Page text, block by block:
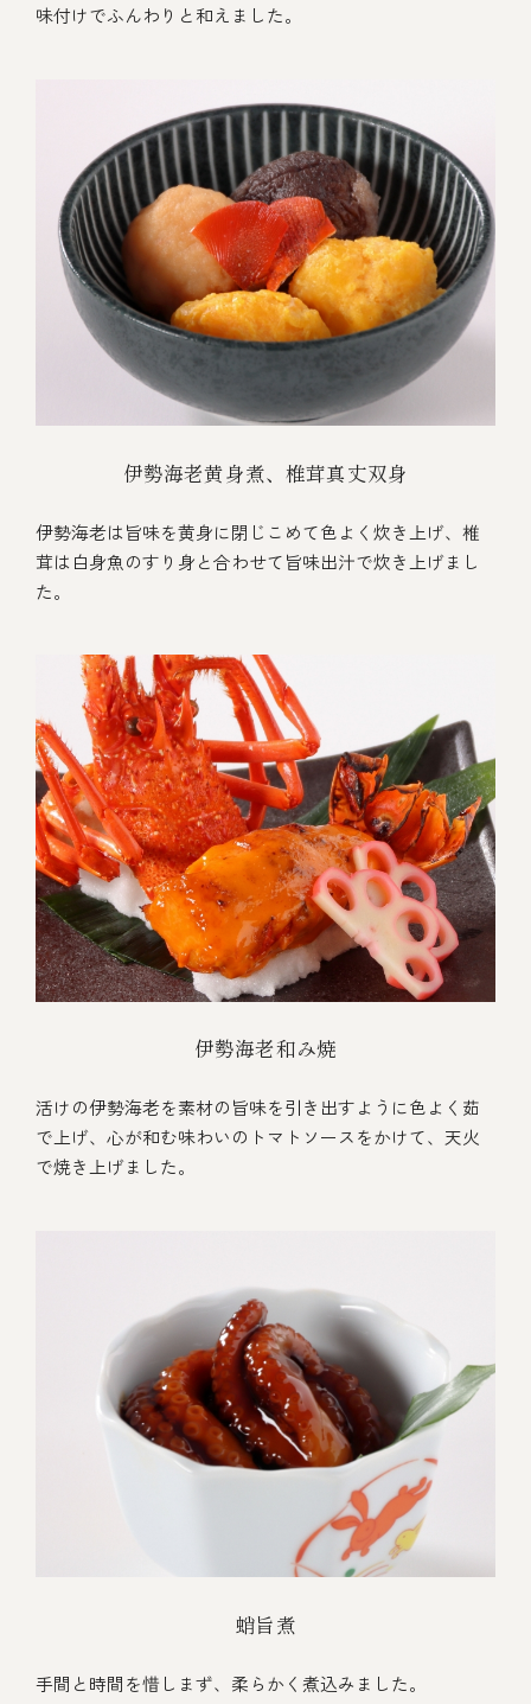
味付けでふんわりと和えました。
伊勢海老黄身煮、椎茸真丈双身
伊勢海老は旨味を黄身に閉じこめて色よく炊き上げ、椎
茸は白身魚のすり身と合わせて旨味出汁で炊き上げまし
た。
伊勢海老和み焼
活けの伊勢海老を素材の旨味を引き出すように色よく茹
で上げ、心が和む味わいのトマトソースをかけて、天火
で焼き上げました。
蛸旨煮
手間と時間を惜しまず、柔らかく煮込みました。